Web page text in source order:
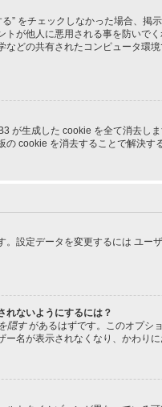
” をチェックしなかった場合、
が他人に悪用される事を防いで
どの共有されたコンピュータ
が生成した cookie を全て消去
cookie を消去することで解決す
設定データを変更するには ユ
れないようにするには？
隠すがあるはずです。このオプシ
名が表示されなくなり、かわり